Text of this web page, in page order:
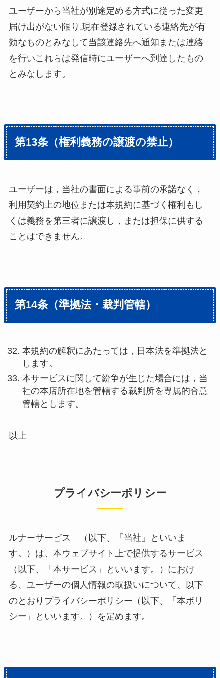
ユーザーから当社が別途定める方式に従った変更
届け出がない限り,現在登録されている連絡先が有
効なものとみなして当該連絡先へ通知または連絡
を行いこれらは発信時にユーザーへ到達したもの
とみなします。
第13条（権利義務の譲渡の禁止）
ユーザーは，当社の書面による事前の承諾なく，
利用契約上の地位または本規約に基づく権利もし
くは義務を第三者に譲渡し，または担保に供する
ことはできません。
第14条（準拠法・裁判管轄）
本規約の解釈にあたっては，日本法を準拠法と
します。
本サービスに関して紛争が生じた場合には，当
社の本店所在地を管轄する裁判所を専属的合意
管轄とします。
以上
プライバシーポリシー
ルナーサービス （以下、「当社」といいま
す。）は、本ウェブサイト上で提供するサービス
（以下、「本サービス」といいます。）におけ
る、ユーザーの個人情報の取扱いについて、以下
のとおりプライバシーポリシー（以下、「本ポリ
シー」といいます。）を定めます。